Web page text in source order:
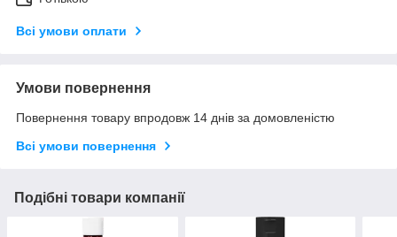
Всі умови оплати
Умови повернення
Повернення товару впродовж 14 днів за домовленістю
Всі умови повернення
Подібні товари компанії